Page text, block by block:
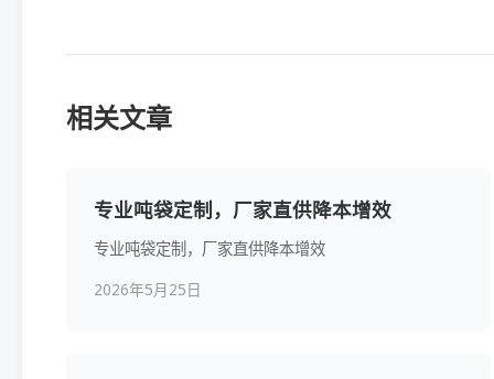
相关文章
专业吨袋定制，厂家直供降本增效
专业吨袋定制，厂家直供降本增效
2026年5月25日